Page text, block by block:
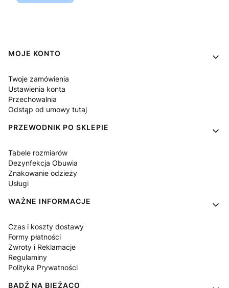
Linki w stopce
MOJE KONTO
Twoje zamówienia
Ustawienia konta
Przechowalnia
Odstąp od umowy tutaj
PRZEWODNIK PO SKLEPIE
Tabele rozmiarów
Dezynfekcja Obuwia
Znakowanie odzieży
Usługi
WAŻNE INFORMACJE
Czas i koszty dostawy
Formy płatności
Zwroty i Reklamacje
Regulaminy
Polityka Prywatności
BĄDŹ NA BIEŻĄCO